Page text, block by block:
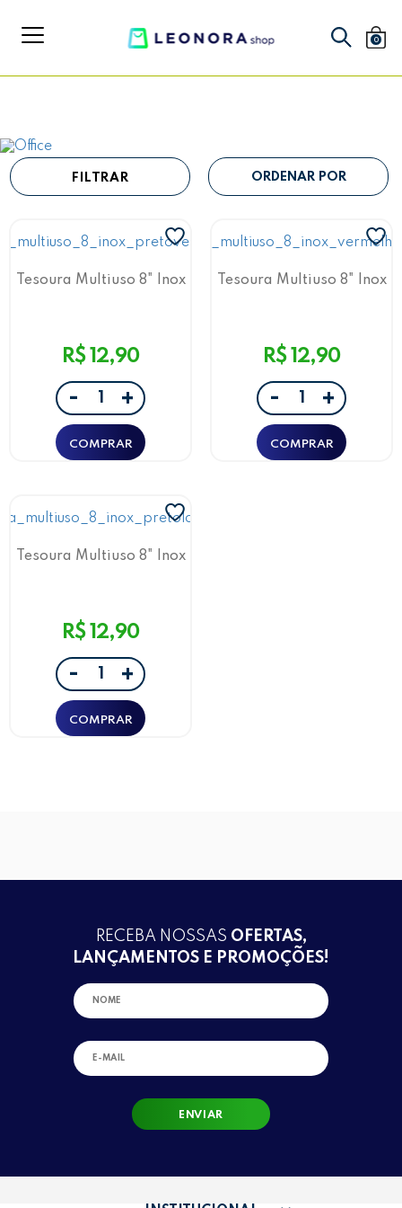
0
FILTRAR
Tesoura Multiuso 8" Inox
R$ 12,90
- +
Tesoura Multiuso 8" Inox
R$ 12,90
- +
Tesoura Multiuso 8" Inox
R$ 12,90
- +
RECEBA NOSSAS OFERTAS,
LANÇAMENTOS E PROMOÇÕES!
ENVIAR